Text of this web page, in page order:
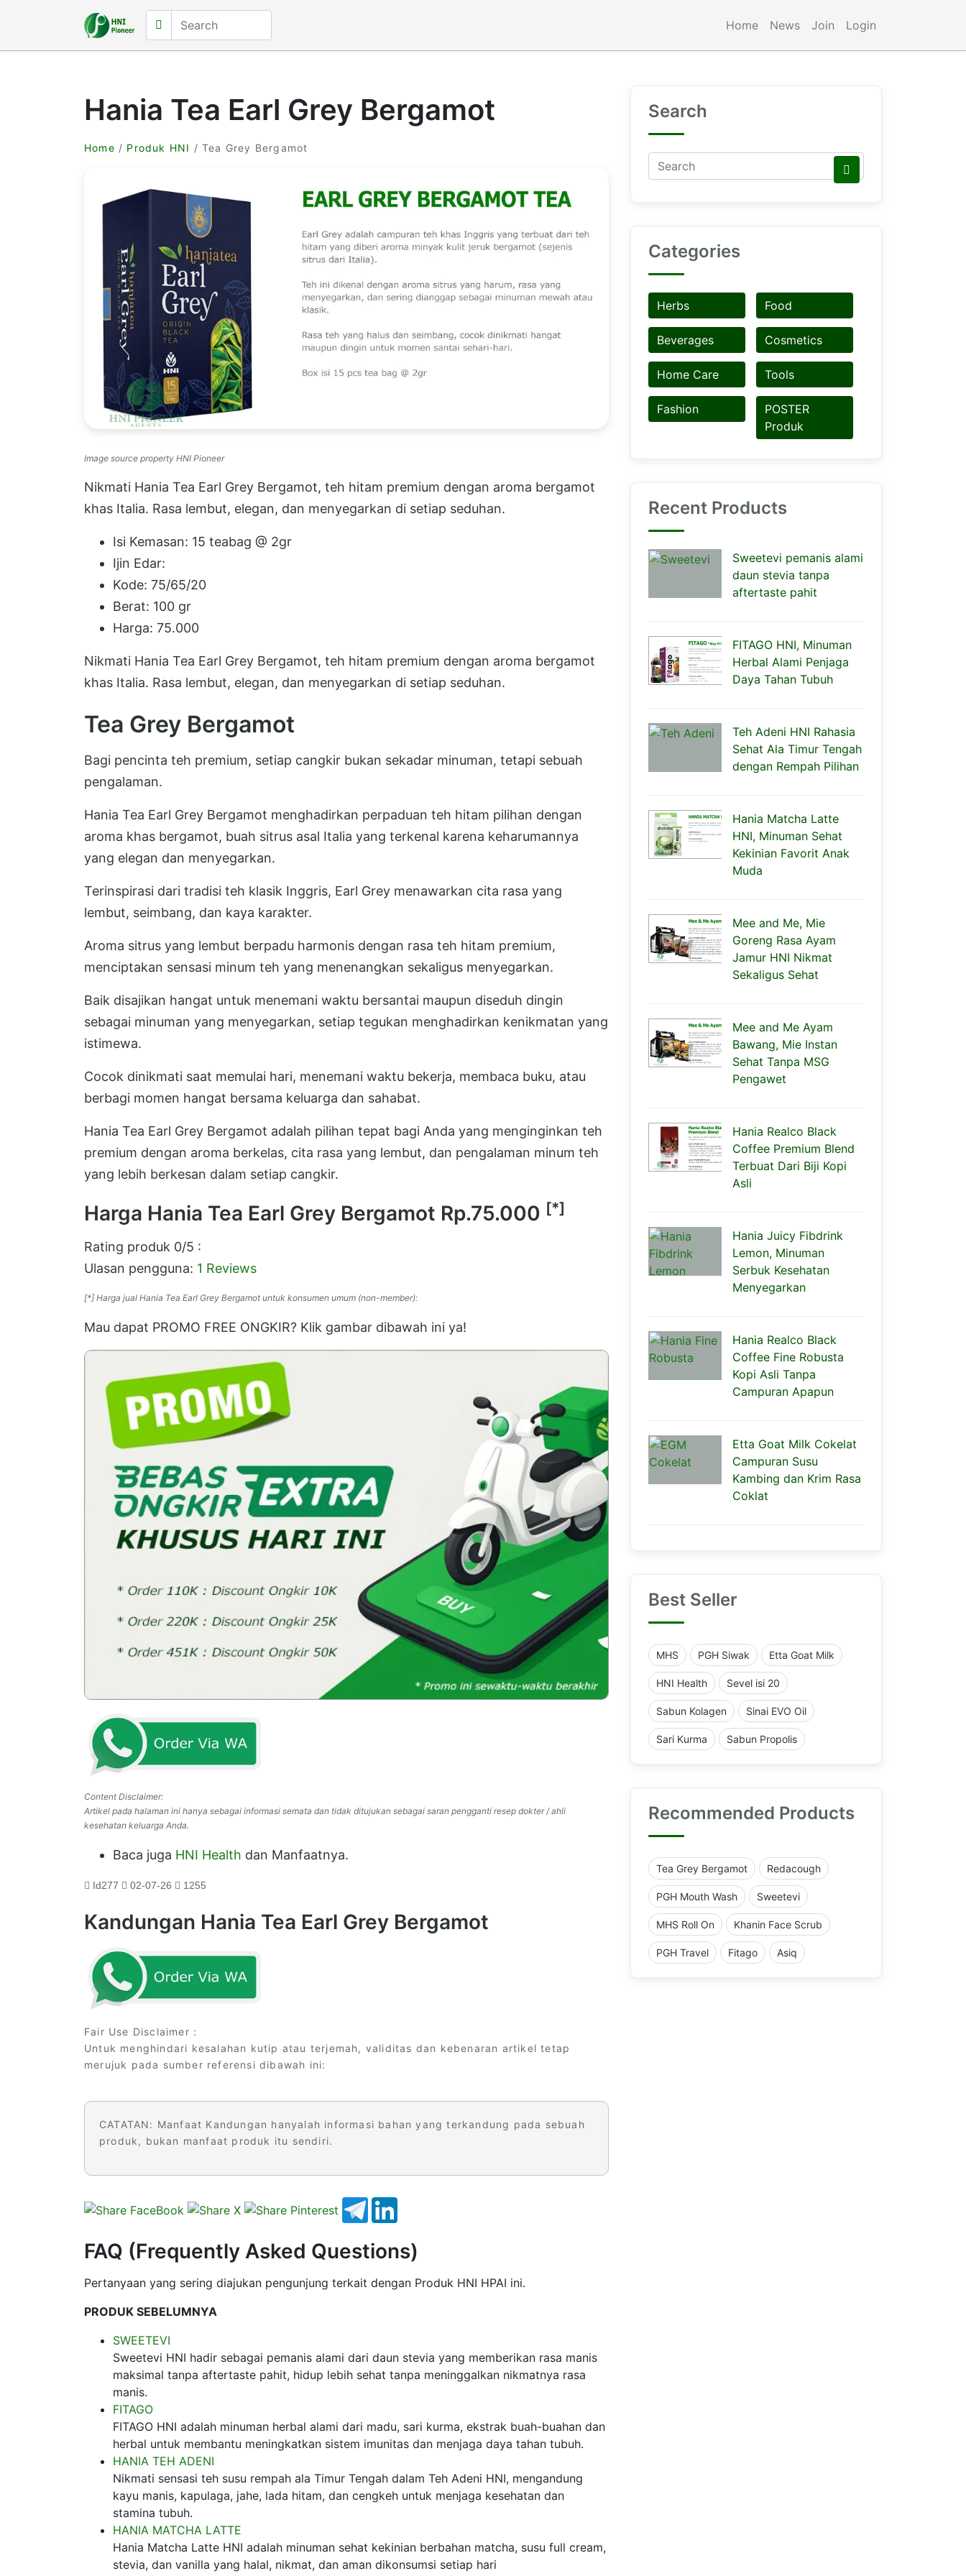
Home News Join Login
Hania Tea Earl Grey Bergamot
Home / Produk HNI / Tea Grey Bergamot
Image source property HNI Pioneer
Nikmati Hania Tea Earl Grey Bergamot, teh hitam premium dengan aroma bergamot
khas Italia. Rasa lembut, elegan, dan menyegarkan di setiap seduhan.
Isi Kemasan: 15 teabag @ 2gr
Ijin Edar:
Kode: 75/65/20
Berat: 100 gr
Harga: 75.000
Nikmati Hania Tea Earl Grey Bergamot, teh hitam premium dengan aroma bergamot
khas Italia. Rasa lembut, elegan, dan menyegarkan di setiap seduhan.
Tea Grey Bergamot
Bagi pencinta teh premium, setiap cangkir bukan sekadar minuman, tetapi sebuah
pengalaman.
Hania Tea Earl Grey Bergamot menghadirkan perpaduan teh hitam pilihan dengan
aroma khas bergamot, buah sitrus asal Italia yang terkenal karena keharumannya
yang elegan dan menyegarkan.
Terinspirasi dari tradisi teh klasik Inggris, Earl Grey menawarkan cita rasa yang
lembut, seimbang, dan kaya karakter.
Aroma sitrus yang lembut berpadu harmonis dengan rasa teh hitam premium,
menciptakan sensasi minum teh yang menenangkan sekaligus menyegarkan.
Baik disajikan hangat untuk menemani waktu bersantai maupun diseduh dingin
sebagai minuman yang menyegarkan, setiap tegukan menghadirkan kenikmatan yang
istimewa.
Cocok dinikmati saat memulai hari, menemani waktu bekerja, membaca buku, atau
berbagi momen hangat bersama keluarga dan sahabat.
Hania Tea Earl Grey Bergamot adalah pilihan tepat bagi Anda yang menginginkan teh
premium dengan aroma berkelas, cita rasa yang lembut, dan pengalaman minum teh
yang lebih berkesan dalam setiap cangkir.
Harga Hania Tea Earl Grey Bergamot Rp.75.000 [*]
Rating produk 0/5 :
Ulasan pengguna: 1 Reviews
[*] Harga jual Hania Tea Earl Grey Bergamot untuk konsumen umum (non-member):
Mau dapat PROMO FREE ONGKIR? Klik gambar dibawah ini ya!
Content Disclaimer:
Artikel pada halaman ini hanya sebagai informasi semata dan tidak ditujukan sebagai saran pengganti resep dokter / ahli
kesehatan keluarga Anda.
Baca juga HNI Health dan Manfaatnya.
Id277 02-07-26 1255
Kandungan Hania Tea Earl Grey Bergamot
Fair Use Disclaimer :
Untuk menghindari kesalahan kutip atau terjemah, validitas dan kebenaran artikel tetap
merujuk pada sumber referensi dibawah ini:
CATATAN: Manfaat Kandungan hanyalah informasi bahan yang terkandung pada sebuah
produk, bukan manfaat produk itu sendiri.
FAQ (Frequently Asked Questions)
Pertanyaan yang sering diajukan pengunjung terkait dengan Produk HNI HPAI ini.
PRODUK SEBELUMNYA
SWEETEVI
Sweetevi HNI hadir sebagai pemanis alami dari daun stevia yang memberikan rasa manis
maksimal tanpa aftertaste pahit, hidup lebih sehat tanpa meninggalkan nikmatnya rasa
manis.
FITAGO
FITAGO HNI adalah minuman herbal alami dari madu, sari kurma, ekstrak buah-buahan dan
herbal untuk membantu meningkatkan sistem imunitas dan menjaga daya tahan tubuh.
HANIA TEH ADENI
Nikmati sensasi teh susu rempah ala Timur Tengah dalam Teh Adeni HNI, mengandung
kayu manis, kapulaga, jahe, lada hitam, dan cengkeh untuk menjaga kesehatan dan
stamina tubuh.
HANIA MATCHA LATTE
Hania Matcha Latte HNI adalah minuman sehat kekinian berbahan matcha, susu full cream,
stevia, dan vanilla yang halal, nikmat, dan aman dikonsumsi setiap hari
Search
Categories
Herbs Food
Beverages Cosmetics
Home Care Tools
Fashion
POSTER
Produk
Recent Products
Sweetevi pemanis alami
daun stevia tanpa
aftertaste pahit
FITAGO HNI, Minuman
Herbal Alami Penjaga
Daya Tahan Tubuh
Teh Adeni HNI Rahasia
Sehat Ala Timur Tengah
dengan Rempah Pilihan
Hania Matcha Latte
HNI, Minuman Sehat
Kekinian Favorit Anak
Muda
Mee and Me, Mie
Goreng Rasa Ayam
Jamur HNI Nikmat
Sekaligus Sehat
Mee and Me Ayam
Bawang, Mie Instan
Sehat Tanpa MSG
Pengawet
Hania Realco Black
Coffee Premium Blend
Terbuat Dari Biji Kopi
Asli
Hania Juicy Fibdrink
Lemon, Minuman
Serbuk Kesehatan
Menyegarkan
Hania Realco Black
Coffee Fine Robusta
Kopi Asli Tanpa
Campuran Apapun
Etta Goat Milk Cokelat
Campuran Susu
Kambing dan Krim Rasa
Coklat
Best Seller
MHS PGH Siwak Etta Goat Milk
HNI Health Sevel isi 20
Sabun Kolagen Sinai EVO Oil
Sari Kurma Sabun Propolis
Recommended Products
Tea Grey Bergamot Redacough
PGH Mouth Wash Sweetevi
MHS Roll On Khanin Face Scrub
PGH Travel Fitago Asiq